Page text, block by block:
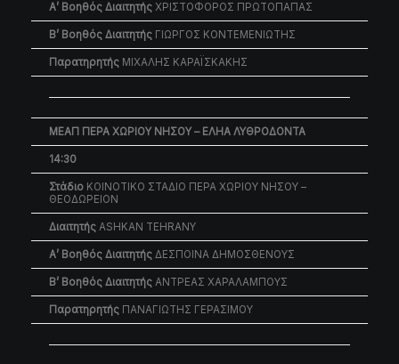
Α’ Βοηθός Διαιτητής ΧΡΙΣΤΟΦΟΡΟΣ ΠΡΩΤΟΠΑΠΑΣ
Β’ Βοηθός Διαιτητής ΓΙΩΡΓΟΣ ΚΟΝΤΕΜΕΝΙΩΤΗΣ
Παρατηρητής ΜΙΧΑΛΗΣ ΚΑΡΑΪΣΚΑΚΗΣ
ΜΕΑΠ ΠΕΡΑ ΧΩΡΙΟΥ ΝΗΣΟΥ – ΕΛΗΑ ΛΥΘΡΟΔΟΝΤΑ
14:30
Στάδιο ΚΟΙΝΟΤΙΚΟ ΣΤΑΔΙΟ ΠΕΡΑ ΧΩΡΙΟΥ ΝΗΣΟΥ –
ΘΕΟΔΩΡΕΙΟΝ
Διαιτητής ASHKAN TEHRANY
Α’ Βοηθός Διαιτητής ΔΕΣΠΟΙΝΑ ΔΗΜΟΣΘΕΝΟΥΣ
Β’ Βοηθός Διαιτητής ΑΝΤΡΕΑΣ ΧΑΡΑΛΑΜΠΟΥΣ
Παρατηρητής ΠΑΝΑΓΙΩΤΗΣ ΓΕΡΑΣΙΜΟΥ